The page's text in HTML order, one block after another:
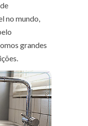
no mundo,
grandes